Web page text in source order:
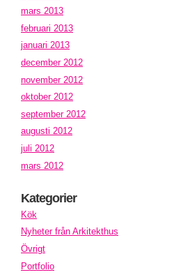
mars 2013
februari 2013
januari 2013
december 2012
november 2012
oktober 2012
september 2012
augusti 2012
juli 2012
mars 2012
Kategorier
Kök
Nyheter från Arkitekthus
Övrigt
Portfolio